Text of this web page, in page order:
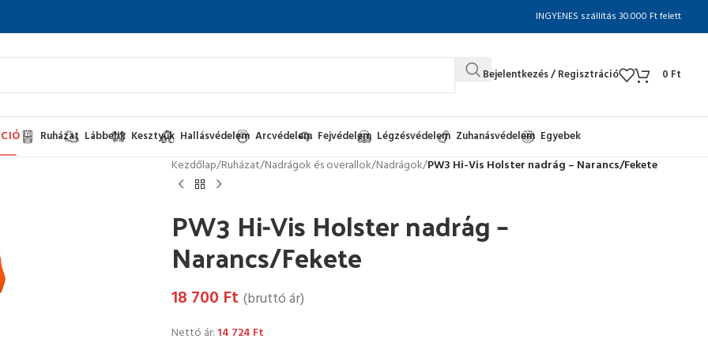
INGYENES szállítás 30.000 Ft felett
Bejelentkezés / Regisztráció 0 Ft
Ruházat Lábbelik Kesztyűk Hallásvédelem Arcvédelem Fejvédelem Légzésvédelem Zuhanásvédelem Egyebek
Kezdőlap/Ruházat/Nadrágok és overallok/Nadrágok/PW3 Hi-Vis Holster nadrág – Narancs/Fekete
PW3 Hi-Vis Holster nadrág –
Narancs/Fekete
18 700 Ft (bruttó ár)
Nettó ár: 14 724 Ft